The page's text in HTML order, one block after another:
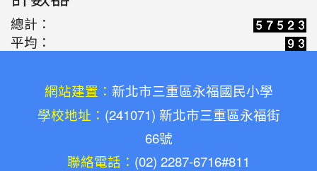
2025-09-07
鑰匙圈製作(陳勝南老師)
印包(陳勝南老師)
2026-05-03 活動
全國候用校長校際參訪團創
意手作體驗(陳勝南老師)
2026-03-27 研習
AI 輔助備課指南：運用
總計：
平均：
網站建置： 新北市三重區永福國民小學
學校地址： (241071) 新北市三重區永福街
66號
聯絡電話： (02) 2287-6716#811